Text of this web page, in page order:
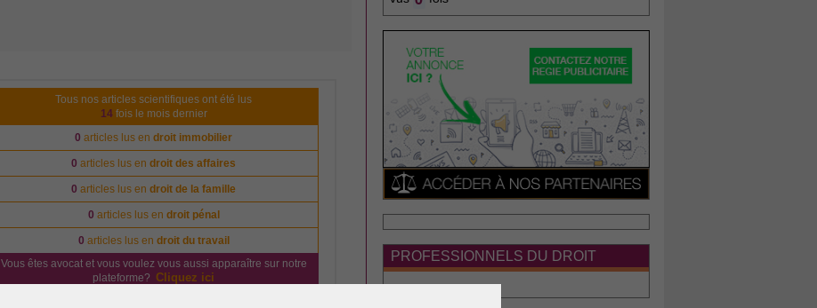
Tous nos articles scientifiques ont été lus
14fois le mois dernier
0 articles lus endroit immobilier
0 articles lus endroit des affaires
0 articles lus endroit de la famille
0 articles lus en droit pénal
0 articles lus en droit du travail
Vous êtes avocat et vous voulez vous aussi apparaître sur notre
plateforme? Cliquez ici
PROFESSIONNELS DU DROIT